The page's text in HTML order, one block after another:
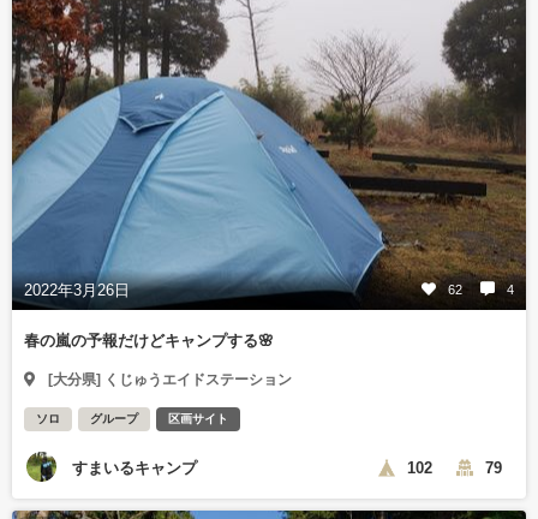
2022年3月26日 62 4
春の嵐の予報だけどキャンプする🌸
[大分県] くじゅうエイドステーション
ソロ グループ 区画サイト
すまいるキャンプ 102 79